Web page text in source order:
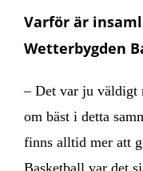
Varför är
Wetterbygden
– Det var ju väldigt
om bäst i detta
finns alltid mer att
Basketball var det